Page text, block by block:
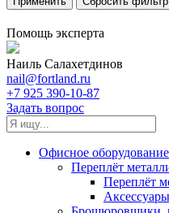
Помощь эксперта
Наиль Салахетдинов
nail@fortland.ru
+7 925 390-10-87
Задать вопрос
Офисное оборудование
Переплёт
Переплёт